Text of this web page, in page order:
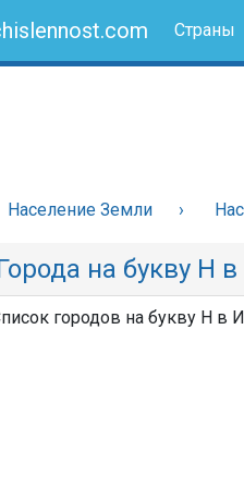
Страны
Население Земли
на букву Н
городов на букву Н в